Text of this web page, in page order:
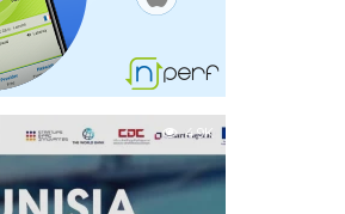
4.9K